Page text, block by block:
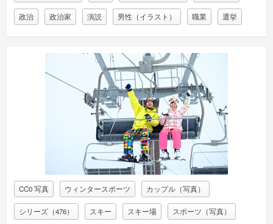
政治 政治家 演説 男性（イラスト） 職業 選挙
CC0 写真 ウィンタースポーツ カップル（写真）
シリーズ（476） スキー スキー場 スポーツ（写真）